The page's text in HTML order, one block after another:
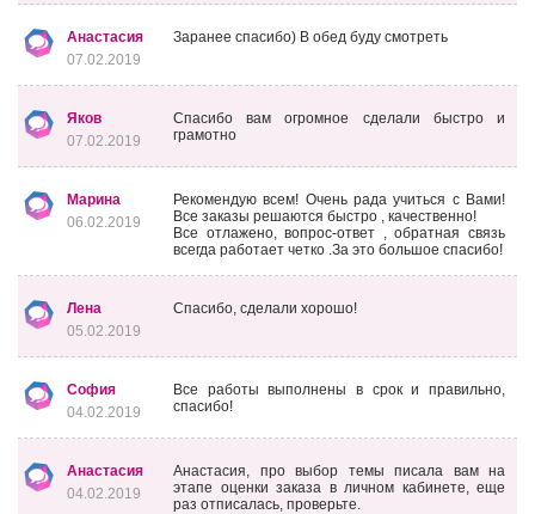
Анастасия
07.02.2019
Заранее спасибо) В обед буду смотреть
Яков
07.02.2019
Спасибо вам огромное сделали быстро и
грамотно
Марина
06.02.2019
Рекомендую всем! Очень рада учиться с Вами!
Все заказы решаются быстро , качественно!
Все отлажено, вопрос-ответ , обратная связь
всегда работает четко .За это большое спасибо!
Лена
05.02.2019
Спасибо, сделали хорошо!
София
04.02.2019
Все работы выполнены в срок и правильно,
спасибо!
Анастасия
04.02.2019
Анастасия, про выбор темы писала вам на
этапе оценки заказа в личном кабинете, еще
раз отписалась, проверьте.